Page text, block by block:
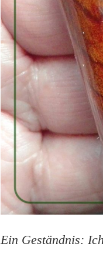
Ein Geständnis: